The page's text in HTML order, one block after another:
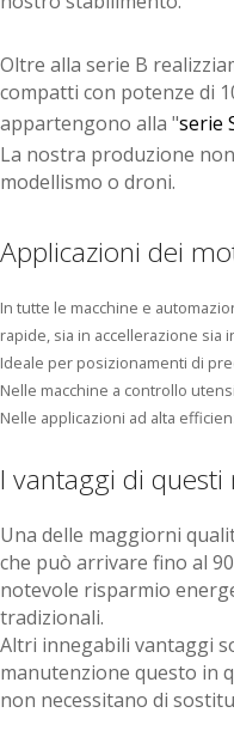
Oltre alla serie B
compatti con potenze di
appartengono alla "serie
La nostra produzione
modellismo o droni.
Applicazioni dei
In tutte le macchine e
rapide, sia in accellerazione sia
Ideale per posizionamenti di
Nelle macchine a controllo
Nelle applicazioni ad alta
I vantaggi di
Una delle maggiorni
che può arrivare fino al
notevole risparmio
tradizionali.
Altri innegabili vantaggi
manutenzione questo in
non necessitano di